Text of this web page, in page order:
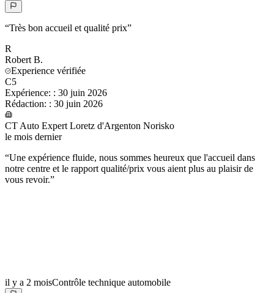
“Très bon accueil et qualité prix”
R
Robert B.
Experience vérifiée
C5
Expérience: : 30 juin 2026
Rédaction: : 30 juin 2026
CT Auto Expert Loretz d'Argenton Norisko
le mois dernier
“Une expérience fluide, nous sommes heureux que l'accueil dans
notre centre et le rapport qualité/prix vous aient plus au plaisir de
vous revoir.”
il y a 2 moisContrôle technique automobile